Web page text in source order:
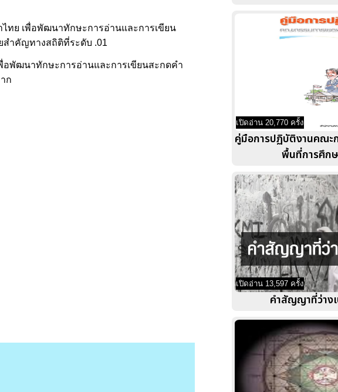
ทย เพื่อพัฒนาทักษะการอ่านและการเขียน
สำคัญทางสถิติที่ระดับ .01
อพัฒนาทักษะการอ่านและการเขียนสะกดคำ
ก
เปิดอ่าน 20,770 ครั้ง
คู่มือการปฏิบัติงานคณะ
พื้นที่การศึก
เปิดอ่าน 13,597 ครั้ง
คำสัญญาที่ว่าง